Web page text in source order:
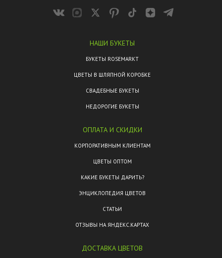
НАШИ БУКЕТЫ
БУКЕТЫ ROSEMARKT
ЦВЕТЫ В ШЛЯПНОЙ КОРОБКЕ
СВАДЕБНЫЕ БУКЕТЫ
НЕДОРОГИЕ БУКЕТЫ
ОПЛАТА И СКИДКИ
КОРПОРАТИВНЫМ КЛИЕНТАМ
ЦВЕТЫ ОПТОМ
КАКИЕ БУКЕТЫ ДАРИТЬ?
ЭНЦИКЛОПЕДИЯ ЦВЕТОВ
СТАТЬИ
ОТЗЫВЫ НА ЯНДЕКС.КАРТАХ
ДОСТАВКА ЦВЕТОВ